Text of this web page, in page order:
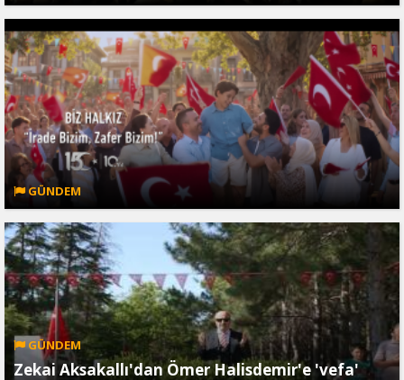
GÜNDEM
GÜNDEM
Zekai Aksakallı'dan Ömer Halisdemir'e 'vefa'